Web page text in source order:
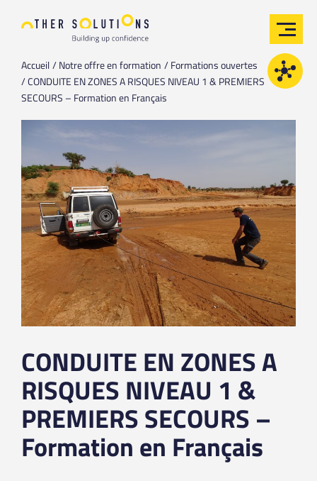
Accueil Notre offre en formation
Formations ouvertes
CONDUITE EN ZONES A RISQUES NIVEAU 1 & PREMIERS
SECOURS – Formation en Français
CONDUITE EN ZONES A
RISQUES NIVEAU 1 &
PREMIERS SECOURS –
Formation en Français